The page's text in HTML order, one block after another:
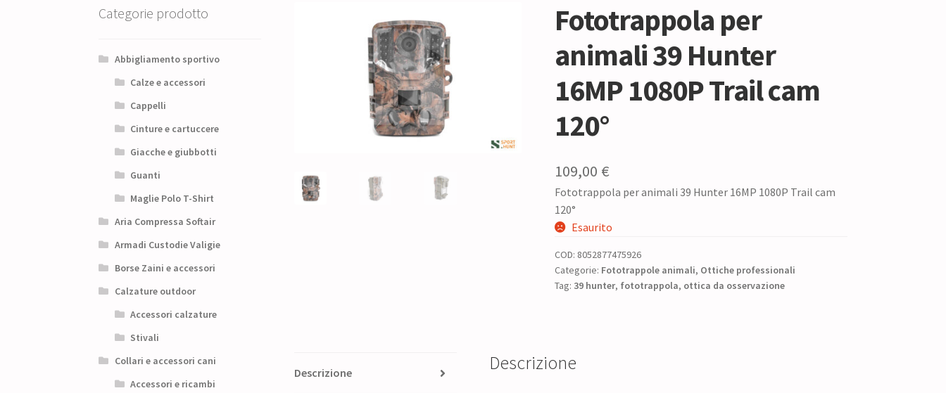
Fototrappola per
animali 39 Hunter
16MP 1080P Trail cam
120°
109,00 €
Fototrappola per animali 39 Hunter 16MP 1080P Trail cam
120°
Esaurito
COD: 8052877475926
Categorie: Fototrappole animali, Ottiche professionali
Tag: 39 hunter, fototrappola, ottica da osservazione
Descrizione Descrizione
Categorie prodotto
Abbigliamento sportivo
Calze e accessori
Cappelli
Cinture e cartuccere
Giacche e giubbotti
Guanti
Maglie Polo T-Shirt
Aria Compressa Softair
Armadi Custodie Valigie
Borse Zaini e accessori
Calzature outdoor
Accessori calzature
Stivali
Collari e accessori cani
Accessori e ricambi